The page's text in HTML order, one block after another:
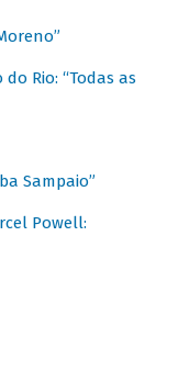
Rio: “Todas as
Sampaio”
Powell: